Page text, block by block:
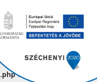
on line 129
on line129
line 129
on line